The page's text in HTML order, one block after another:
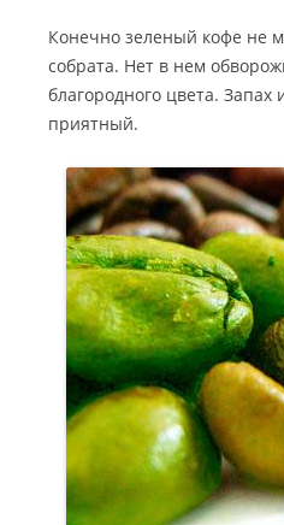
Конечно зеленый кофе не
собрата. Нет в нем
благородного цвета.
приятный.